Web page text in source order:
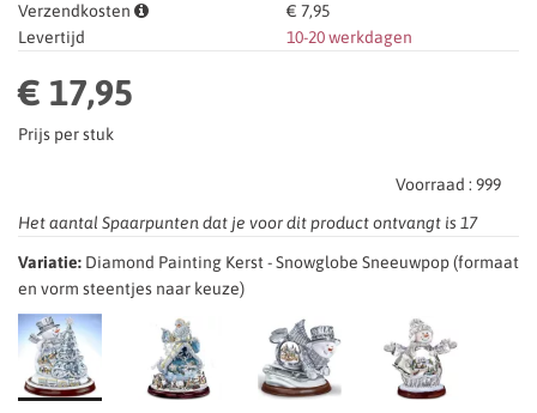
Verzendkosten
€ 7,95
Levertijd
10-20 werkdagen
€ 17,95
Prijs per stuk
Voorraad : 999
Het aantal Spaarpunten dat je voor dit product ontvangt is 17
Variatie: Diamond Painting Kerst - Snowglobe Sneeuwpop (formaat
en vorm steentjes naar keuze)